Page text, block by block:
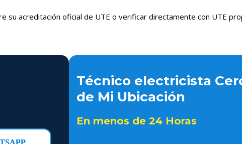
su acreditación oficial de UTE o verificar directamente con UTE
Técnico electricista
de Mi Ubicación
En menos de 24 Horas